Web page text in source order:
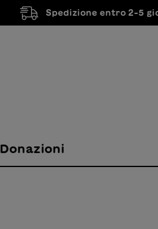
Spedizione entro 2-5
Donazioni